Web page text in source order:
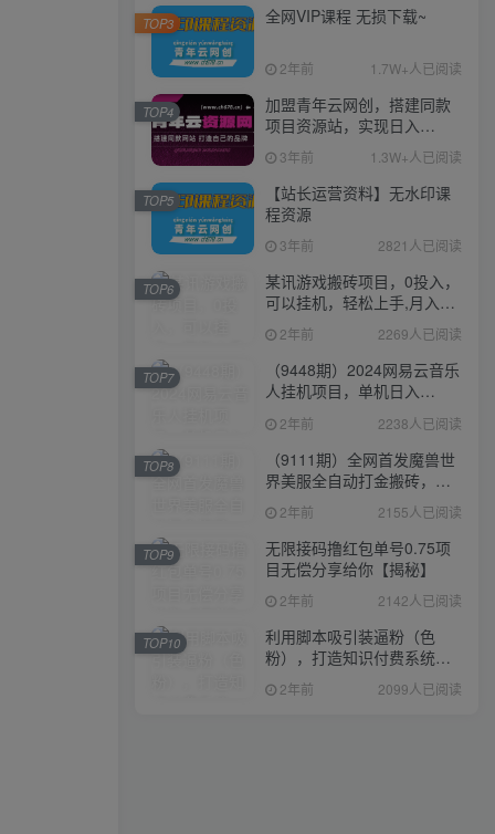
全网VIP课程 无损下载~
2年前 1.7W+人已阅读
TOP3
加盟青年云网创，搭建同款
项目资源站，实现日入
2000+
3年前 1.3W+人已阅读
TOP4
【站长运营资料】无水印课
程资源
3年前 2821人已阅读
TOP5
某讯游戏搬砖项目，0投入，
可以挂机，轻松上手,月入
3000+上不封顶
2年前 2269人已阅读
TOP6
（9448期）2024网易云音乐
人挂机项目，单机日入
150+，无脑月入5000+
2年前 2238人已阅读
TOP7
（9111期）全网首发魔兽世
界美服全自动打金搬砖，日
入1000+，简单好操作，保
姆级教学
2年前 2155人已阅读
TOP8
无限接码撸红包单号0.75项
目无偿分享给你【揭秘】
2年前 2142人已阅读
TOP9
利用脚本吸引装逼粉（色
粉），打造知识付费系统，
附388元美女写真项目
2年前 2099人已阅读
TOP10